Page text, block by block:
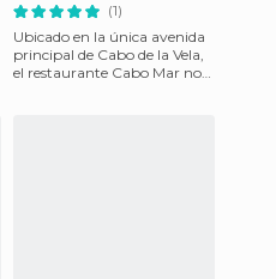
(1)
Ubicado en la única avenida
principal de Cabo de la Vela,
el restaurante Cabo Mar no